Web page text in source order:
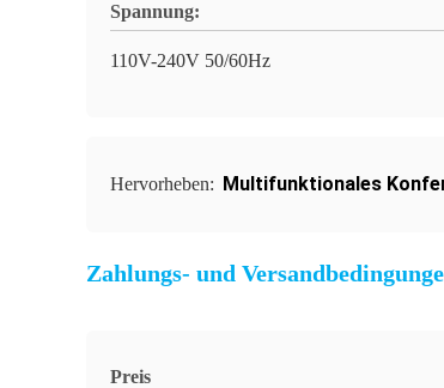
Spannung:
110V-240V 50/60Hz
Hervorheben: Multifunktionales
Zahlungs- und
Preis